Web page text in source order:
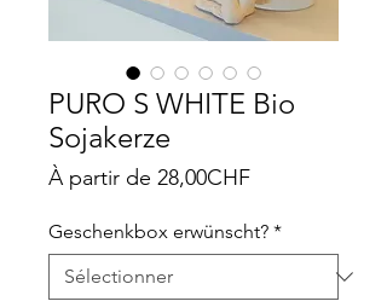
PURO S WHITE Bio
Sojakerze
À partir de 28,00CHFPrix
Geschenkbox erwünscht? *